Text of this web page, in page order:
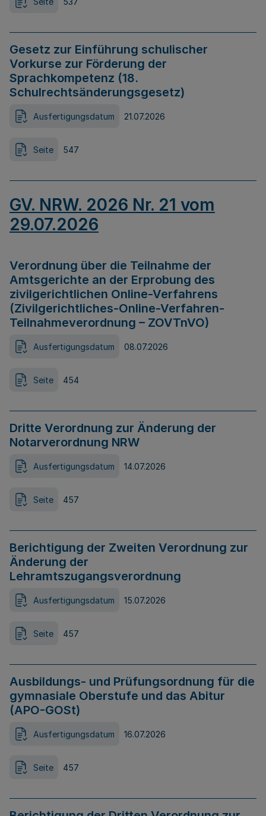
Gesetz zur Einführung schulischer
Vorkurse zur Förderung der
Sprachkompetenz (18.
Schulrechtsänderungsgesetz)
Ausfertigungsdatum 21.07.2026
Seite 547
GV. NRW. 2026 Nr. 21 vom
29.07.2026
Verordnung über die Teilnahme der
Amtsgerichte an der Erprobung des
zivilgerichtlichen Online-Verfahrens
(Zivilgerichtliches-Online-Verfahren-
Teilnahmeverordnung – ZOVTnVO)
Ausfertigungsdatum 08.07.2026
Seite 454
Dritte Verordnung zur Änderung der
Notarverordnung NRW
Ausfertigungsdatum 14.07.2026
Seite 457
Berichtigung der Zweiten Verordnung zur
Änderung der
Lehramtszugangsverordnung
Ausfertigungsdatum 15.07.2026
Seite 457
Ausbildungs- und Prüfungsordnung für die
gymnasiale Oberstufe und das Abitur
(APO-GOSt)
Ausfertigungsdatum 16.07.2026
Seite 457